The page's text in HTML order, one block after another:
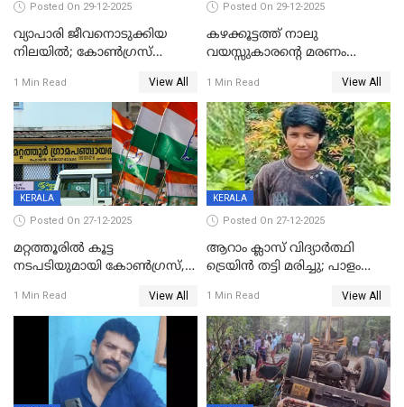
Posted On 29-12-2025
വ്യാപാരി ജീവനൊടുക്കിയ
നിലയില്‍; കോണ്‍ഗ്രസ്
മാനസികപീഡനമെന്ന് കുറിപ്പ്
1 Min Read View All
Posted On 29-12-2025
കഴക്കൂട്ടത്ത് നാലു
വയസ്സുകാരന്റെ മരണം
സുഹൃത്തും പൊലീസ്
കസ്റ്റഡിയിൽ
1 Min Read View All
KERALA
Posted On 27-12-2025
മറ്റത്തൂരിൽ കൂട്ട
നടപടിയുമായി കോണ്‍ഗ്രസ്,
എട്ട് പേര്‍ ഉള്‍പ്പെടെ
പത്തുപേരെ പുറത്താക്കി,
ചൊവ്വന്നൂരിലും നടപടി
1 Min Read View All
KERALA
Posted On 27-12-2025
ആറാം ക്ലാസ് വിദ്യാർത്ഥി
ട്രെയിൻ തട്ടി മരിച്ചു; പാളം
അപകടം മലപ്പുറത്ത്
1 Min Read View All